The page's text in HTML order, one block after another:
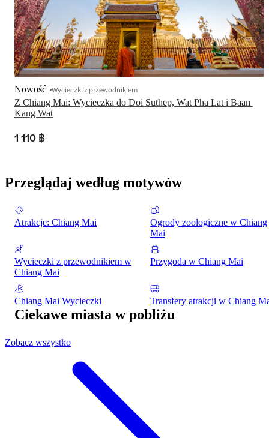
Z Chiang Mai: Wycieczka do Doi Suthep, Wat Pha Lat i Baan
Kang Wat
Nowość Wycieczki z przewodnikiem
1 110 ฿
Przeglądaj według motywów
Atrakcje: Chiang Mai
Ogrody zoologiczne w Chiang
Mai
Wycieczki z przewodnikiem w
Chiang Mai
Przygoda w Chiang Mai
Chiang Mai Wycieczki Transfery atrakcji w Chiang
Ciekawe miasta w pobliżu
Zobacz wszystko